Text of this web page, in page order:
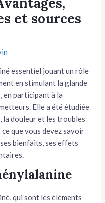
et sources
essentiel jouant un rôle
en stimulant la glande
en participant à la
Elle a été étudiée
la douleur et les troubles
que vous devez savoir
bienfaits, ses effets
qui sont les éléments